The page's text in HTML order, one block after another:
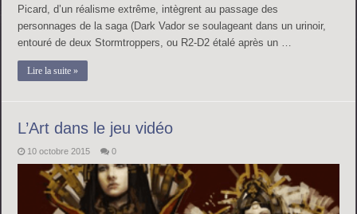
Picard, d’un réalisme extrême, intègrent au passage des
personnages de la saga (Dark Vador se soulageant dans un urinoir,
entouré de deux Stormtroppers, ou R2-D2 étalé après un …
Lire la suite »
L’Art dans le jeu vidéo
10 octobre 2015 0